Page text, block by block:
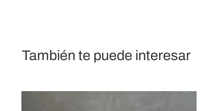
También te puede interesar